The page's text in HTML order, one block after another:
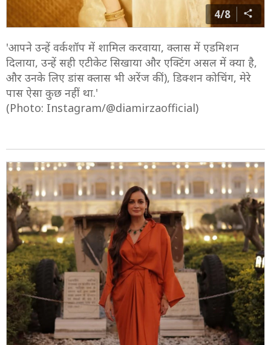
4/8
'आपने उन्हें वर्कशॉप में शामिल करवाया, क्लास में एडमिशन
दिलाया, उन्हें सही एटीकेट सिखाया और एक्टिंग असल में क्या है,
और उनके लिए डांस क्लास भी अरेंज कीं), डिक्शन कोचिंग, मेरे
पास ऐसा कुछ नहीं था.'
(Photo: Instagram/@diamirzaofficial)